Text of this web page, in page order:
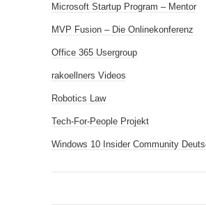
Microsoft Startup Program – Mentor
MVP Fusion – Die Onlinekonferenz
Office 365 Usergroup
rakoellners Videos
Robotics Law
Tech-For-People Projekt
Windows 10 Insider Community